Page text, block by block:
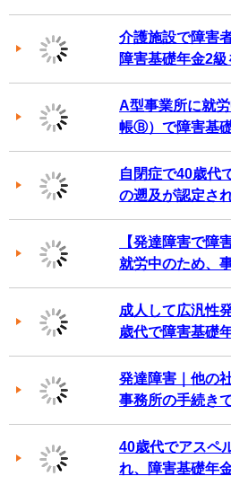
介護施設で障害
障害基礎年金2
A型事業所に就
帳Ⓑ）で障害基
自閉症で40歳代
の遡及が認定さ
【発達障害で障
就労中のため、
成人して広汎性
歳代で障害基礎
発達障害｜他の
事務所の手続き
40歳代でアスペ
れ、障害基礎年